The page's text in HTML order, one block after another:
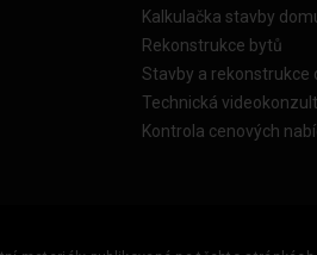
Kalkulačka stavby
Rekonstrukce bytů
Stavby a rekonstrukce
Technická
Kontrola cenových